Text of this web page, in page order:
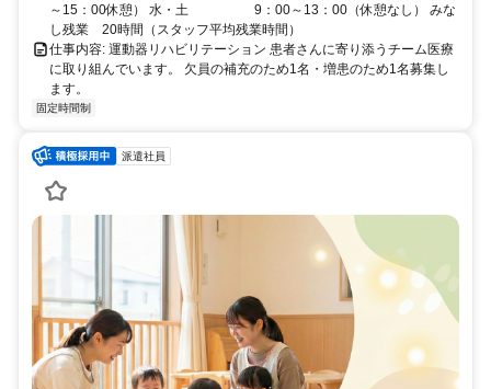
～15：00休憩） 水・土 9：00～13：00（休憩なし） みな
し残業 20時間（スタッフ平均残業時間）
仕事内容: 運動器リハビリテーション 患者さんに寄り添うチーム医療
に取り組んでいます。 欠員の補充のため1名・増患のため1名募集し
ます。
固定時間制
派遣社員